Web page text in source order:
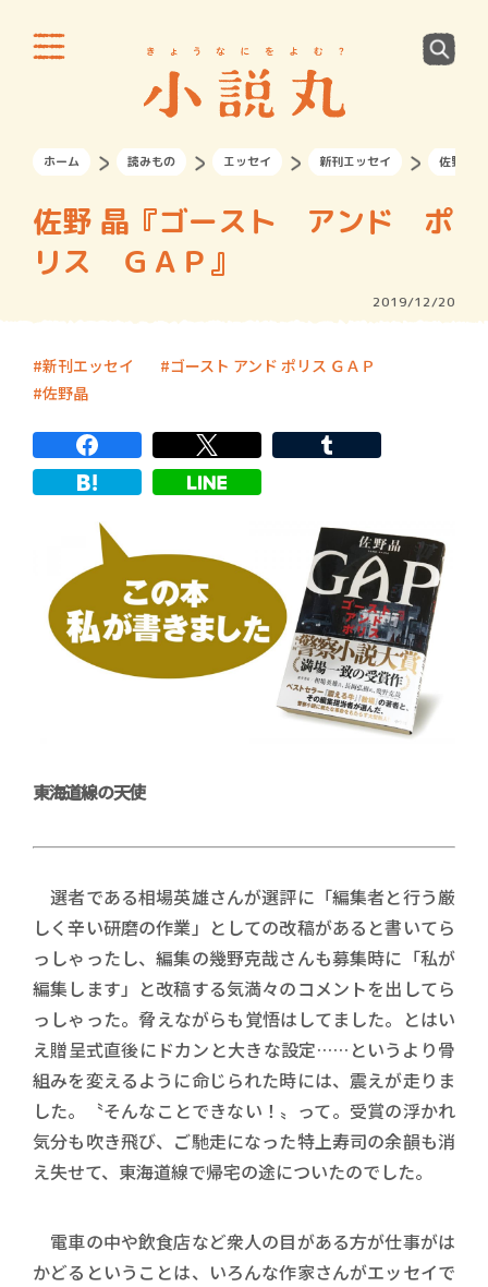
ホーム 読みもの エッセイ 新刊エッセイ 佐野 晶
佐野 晶『ゴースト アンド ポ
リス ＧＡＰ』
2019/12/20
新刊エッセイ
ゴースト アンド ポリス ＧＡＰ
佐野晶
東海道線の天使
選者である相場英雄さんが選評に「編集者と行う厳
しく辛い研磨の作業」としての改稿があると書いてら
っしゃったし、編集の幾野克哉さんも募集時に「私が
編集します」と改稿する気満々のコメントを出してら
っしゃった。脅えながらも覚悟はしてました。とはい
え贈呈式直後にドカンと大きな設定……というより骨
組みを変えるように命じられた時には、震えが走りま
した。〝そんなことできない！〟って。受賞の浮かれ
気分も吹き飛び、ご馳走になった特上寿司の余韻も消
え失せて、東海道線で帰宅の途についたのでした。
電車の中や飲食店など衆人の目がある方が仕事がは
かどるということは、いろんな作家さんがエッセイで